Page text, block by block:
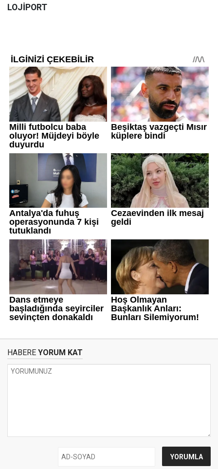
LOJİPORT
HABERE YORUM KAT